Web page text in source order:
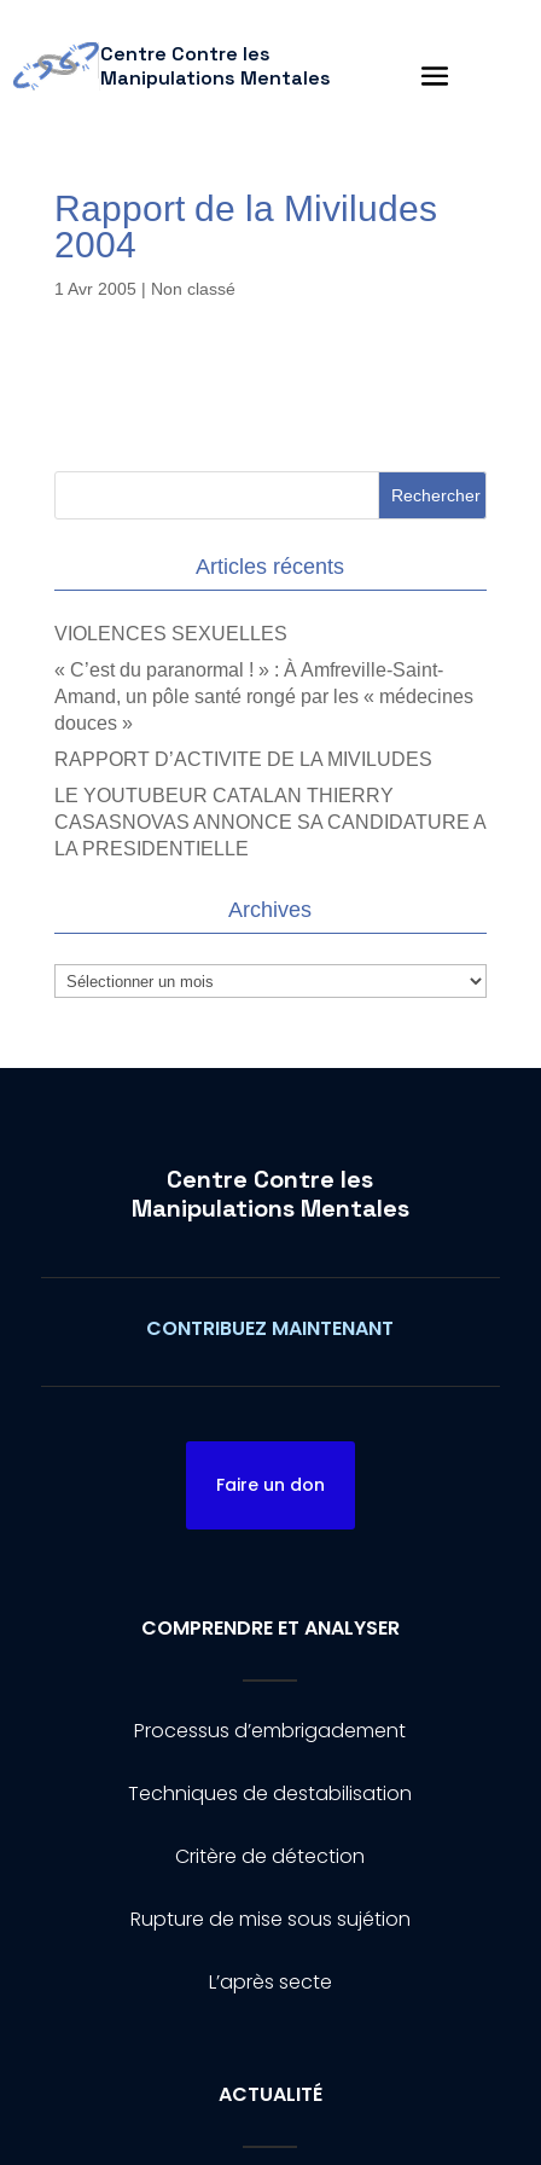
Centre Contre les
Manipulations Mentales
Rapport de la Miviludes
2004
1 Avr 2005 | Non classé
Articles récents
VIOLENCES SEXUELLES
« C’est du paranormal ! » : À Amfreville-Saint-
Amand, un pôle santé rongé par les « médecines
douces »
RAPPORT D’ACTIVITE DE LA MIVILUDES
LE YOUTUBEUR CATALAN THIERRY
CASASNOVAS ANNONCE SA CANDIDATURE A
LA PRESIDENTIELLE
Archives
Archives
Centre Contre les
Manipulations Mentales
CONTRIBUEZ MAINTENANT
Faire un don
COMPRENDRE ET ANALYSER
Processus d’embrigadement
Techniques de destabilisation
Critère de détection
Rupture de mise sous sujétion
L’après secte
ACTUALITÉ